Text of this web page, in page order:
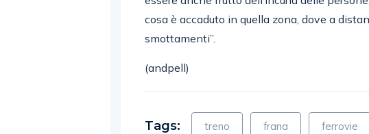
cosa è accaduto in quella zona, dove a
smottamenti”.
(andpell)
Tags: treno frana ferrovie